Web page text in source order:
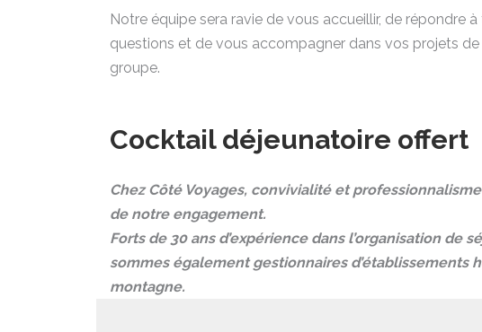
Notre équipe sera ravie de vous accueillir, de répondre
questions et de vous accompagner dans vos projets
groupe.
Cocktail déjeunatoire offert
Chez Côté Voyages, convivialité et
de notre engagement.
Forts de 30 ans d’expérience dans l’organisation de
sommes également gestionnaires d’établissements
montagne.